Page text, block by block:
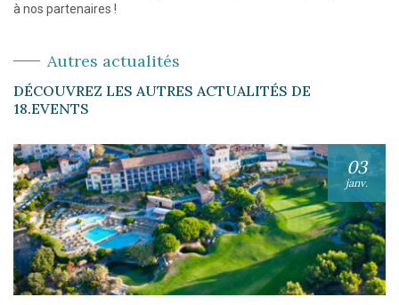
à nos partenaires !
Autres actualités
DÉCOUVREZ LES AUTRES ACTUALITÉS DE
18.EVENTS
03
janv.